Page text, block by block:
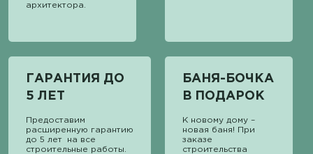
архитектора.
ГАРАНТИЯ ДО
5 ЛЕТ
Предоставим
расширенную гарантию
до 5 лет на все
строительные работы.
БАНЯ-БОЧКА
В ПОДАРОК
К новому дому –
новая баня! При
заказе
строительства